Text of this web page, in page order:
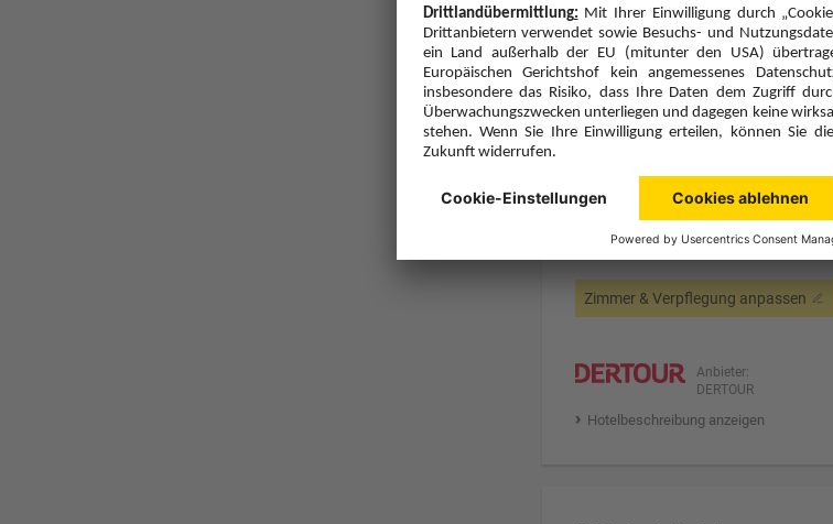
7 Hotelnächte Mi., 12.8.26
Zimmerpreis ab € 1.386,-
Deluxe Room (DD1)
Frühstück (F)
Zimmer & Verpflegung anpassen
Anbieter:
DERTOUR
Hotelbeschreibung anzeigen